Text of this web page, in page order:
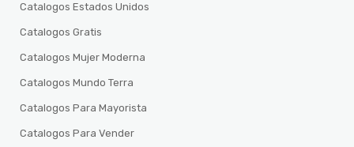
Catalogos Estados Unidos
Catalogos Gratis
Catalogos Mujer Moderna
Catalogos Mundo Terra
Catalogos Para Mayorista
Catalogos Para Vender